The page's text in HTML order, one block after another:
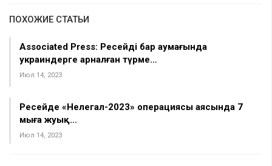
ПОХОЖИЕ СТАТЬИ
Associated Press: Ресейдің бар аумағында
украиндерге арналған түрме…
Июл 14, 2023
Ресейде «Нелегал-2023» операциясы аясында 7
мыңға жуық…
Июл 14, 2023